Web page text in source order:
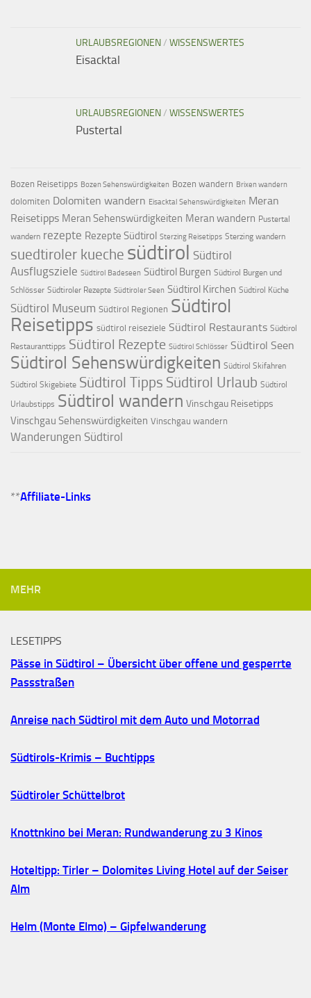
URLAUBSREGIONEN/ WISSENSWERTES
Eisacktal
URLAUBSREGIONEN/ WISSENSWERTES
Pustertal
Bozen Reisetipps Bozen Sehenswürdigkeiten Bozen wandern Brixen wandern
dolomiten Dolomiten wandern Eisacktal Sehenswürdigkeiten Meran
Reisetipps Meran Sehenswürdigkeiten Meran wandern Pustertal
wandern rezepte Rezepte Südtirol Sterzing Reisetipps Sterzing wandern
suedtiroler kueche südtirol Südtirol
Ausflugsziele Südtirol Badeseen Südtirol Burgen Südtirol Burgen und
Schlösser Südtiroler Rezepte Südtiroler Seen Südtirol Kirchen Südtirol Küche
Südtirol Museum Südtirol Regionen Südtirol
Reisetipps südtirol reiseziele Südtirol Restaurants Südtirol
Restauranttipps Südtirol Rezepte Südtirol Schlösser Südtirol Seen
Südtirol Sehenswürdigkeiten Südtirol Skifahren
Südtirol Skigebiete Südtirol Tipps Südtirol Urlaub Südtirol
Urlaubstipps Südtirol wandern Vinschgau Reisetipps
Vinschgau Sehenswürdigkeiten Vinschgau wandern
Wanderungen Südtirol
**Affiliate-Links
MEHR
LESETIPPS
Pässe in Südtirol – Übersicht über offene und gesperrte
Passstraßen
Anreise nach Südtirol mit dem Auto und Motorrad
Südtirols-Krimis – Buchtipps
Südtiroler Schüttelbrot
Knottnkino bei Meran: Rundwanderung zu 3 Kinos
Hoteltipp: Tirler – Dolomites Living Hotel auf der Seiser
Alm
Helm (Monte Elmo) – Gipfelwanderung